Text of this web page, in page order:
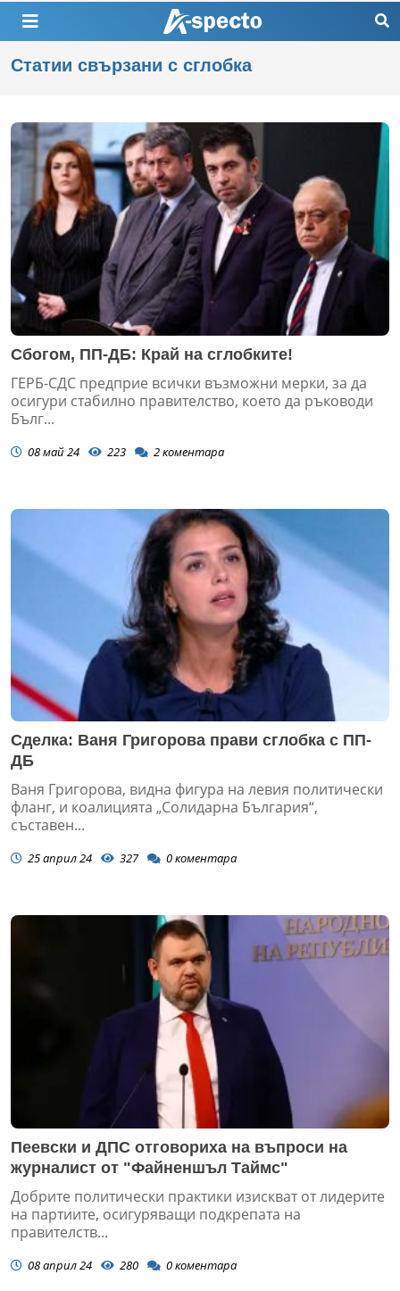
Статии свързани с сглобка
Сбогом, ПП-ДБ: Край на сглобките!
ГЕРБ-СДС предприе всички възможни мерки, за да
осигури стабилно правителство, което да ръководи
Бълг...
08 май 24 223 2коментара
Сделка: Ваня Григорова прави сглобка с ПП-
ДБ
Ваня Григорова, видна фигура на левия политически
фланг, и коалицията „Солидарна България“,
съставен...
25 април 24 327 0коментара
Пеевски и ДПС отговориха на въпроси на
журналист от "Файненшъл Таймс"
Добрите политически практики изискват от лидерите
на партиите, осигуряващи подкрепата на
правителств...
08 април 24 280 0коментара